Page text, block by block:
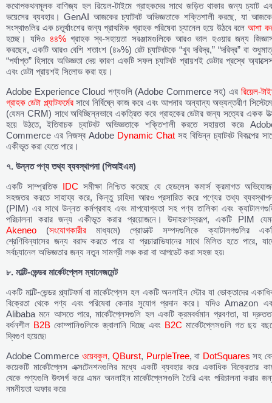
কথোপকথনমূলক বাণিজ্য হল রিয়েল-টাইমে গ্রাহকদের সাথে জড়িত থাকার জন্য চ্যাট
ভয়েসের ব্যবহার। GenAI আজকের চ্যাটবট অভিজ্ঞতাকে শক্তিশালী করছে, যা
সংস্থাগুলির এক চতুর্থাংশের জন্য প্রাথমিক গ্রাহক পরিষেবা চ্যানেল হয়ে উঠবে বলে আশা
হচ্ছে। যদিও ৪৪%গ্রাহক স্ব-সহায়তা সরঞ্জামগুলিকে আরও ভাল হওয়ার জন্য
করছেন, একটি আরও বেশি শতাংশ (৪৯%) রেট চ্যাটবটকে “খুব দরিদ্র,” “দরিদ্র” বা
“পর্যাপ্ত” হিসাবে অভিজ্ঞতা দেয় কারণ একটি সফল চ্যাটবট প্রায়শই ডেটার প্রস্থে
এবং ডেটা প্রায়শই সিলোড করা হয়।
Adobe Experience Cloud পণ্যগুলি (Adobe Commerce সহ) এর রিয়েল-
গ্রাহক ডেটা প্ল্যাটফর্মেরসাথে নির্বিঘ্নে কাজ করে এবং আপনার অন্যান্য অভ্যন্তরীণ
(যেমন CRM) সাথে অবিচ্ছিন্নভাবে একত্রিত করে গ্রাহকের ডেটার জন্য সত্যের একক
হয়ে উঠতে, ইতিবাচক চ্যাটবট অভিজ্ঞতাকে শক্তিশালী করতে সহায়তা করে৷
Commerce এর নিজস্ব Adobe Dynamic Chat সহ বিভিন্ন চ্যাটবট বিকল্পের
একীভূত করা যেতে পারে।
৭. উন্নত পণ্য তথ্য ব্যবস্থাপনা (পিআইএম)
একটি সাম্প্রতিক IDC সমীক্ষা নিশ্চিত করেছে যে হেডলেস কমার্স ক্রমাগত
সহজতর করতে সাহায্য করে, কিন্তু চাহিদা আরও প্রসারিত করে পণ্যের তথ্য
(PIM) এর সাথে উন্নত কর্মপ্রবাহ এবং মাপযোগ্যতা সহ পণ্য তালিকা এবং
পরিচালনা করার জন্য একীভূত করার প্রয়োজনে। উদাহরণস্বরূপ, একটি PIM
Akeneo (সংযোগকারীরমাধ্যমে) প্রোডাক্ট সম্পদগুলিকে ক্যাটালগগুলির
শ্রেণিবিন্যাসের জন্য বরাদ্দ করতে পারে যা প্রচারাভিযানের সাথে মিলিত হতে পারে,
সর্বচ্যানেল অভিজ্ঞতার জন্য নতুন সামগ্রী লঞ্চ করা বা আপডেট করা সহজ হয়৷
৮. মাল্টি-ভেন্ডর মার্কেটপ্লেস ম্যানেজমেন্ট
একটি মাল্টি-ভেন্ডর প্ল্যাটফর্ম বা মার্কেটপ্লেস হল একটি অনলাইন স্টোর যা ভোক্তাদের
বিক্রেতা থেকে পণ্য এবং পরিষেবা কেনার সুযোগ প্রদান করে। যদিও Amazon
Alibaba মনে আসতে পারে, মার্কেটপ্লেসগুলি হল একটি ক্রমবর্ধমান প্রবণতা, যা
বর্ধনশীল B2B কোম্পানিগুলিকে জ্বালানি দিচ্ছে এবং B2C মার্কেটপ্লেসগুলি গত ছয়
দ্বিগুণ হয়েছে৷
Adobe Commerce ওয়েবকুল,QBurst, PurpleTree, বা DotSquares সহ
কয়েকটি মার্কেটপ্লেস এক্সটেনশনগুলির মধ্যে একটি ব্যবহার করে একাধিক বিক্রেতার
থেকে পণ্যগুলি উৎসর্গ করে এমন অনলাইন মার্কেটপ্লেসগুলি তৈরি এবং পরিচালনা করার
নমনীয়তা অফার করে৷